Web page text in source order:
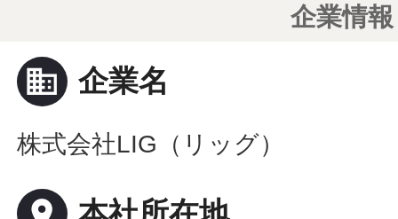
企業情報
business 企業名
株式会社LIG（リッグ）